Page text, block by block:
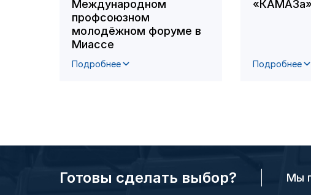
Международном
профсоюзном
молодёжном форуме в
Миассе
Подробнее
«КАМАЗа»
Подробнее
Готовы сделать выбор? Мы